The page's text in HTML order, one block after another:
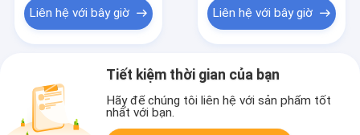
Liên hệ với bây giờ Liên hệ với bây giờ
Tiết kiệm thời gian của bạn
Hãy để chúng tôi liên hệ với sản phẩm tốt
nhất với bạn.